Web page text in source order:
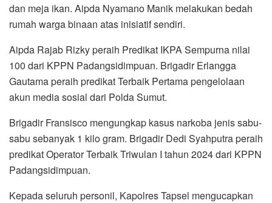
dan meja ikan. Aipda Nyamano Manik melakukan bedah
rumah warga binaan atas inisiatif sendiri.
Aipda Rajab Rizky peraih Predikat IKPA Sempurna nilai
100 dari KPPN Padangsidimpuan. Brigadir Erlangga
Gautama peraih predikat Terbaik Pertama pengelolaan
akun media sosial dari Polda Sumut.
Brigadir Fransisco mengungkap kasus narkoba jenis sabu-
sabu sebanyak 1 kilo gram. Brigadir Dedi Syahputra peraih
predikat Operator Terbaik Triwulan I tahun 2024 dari KPPN
Padangsidimpuan.
Kepada seluruh personil, Kapolres Tapsel mengucapkan